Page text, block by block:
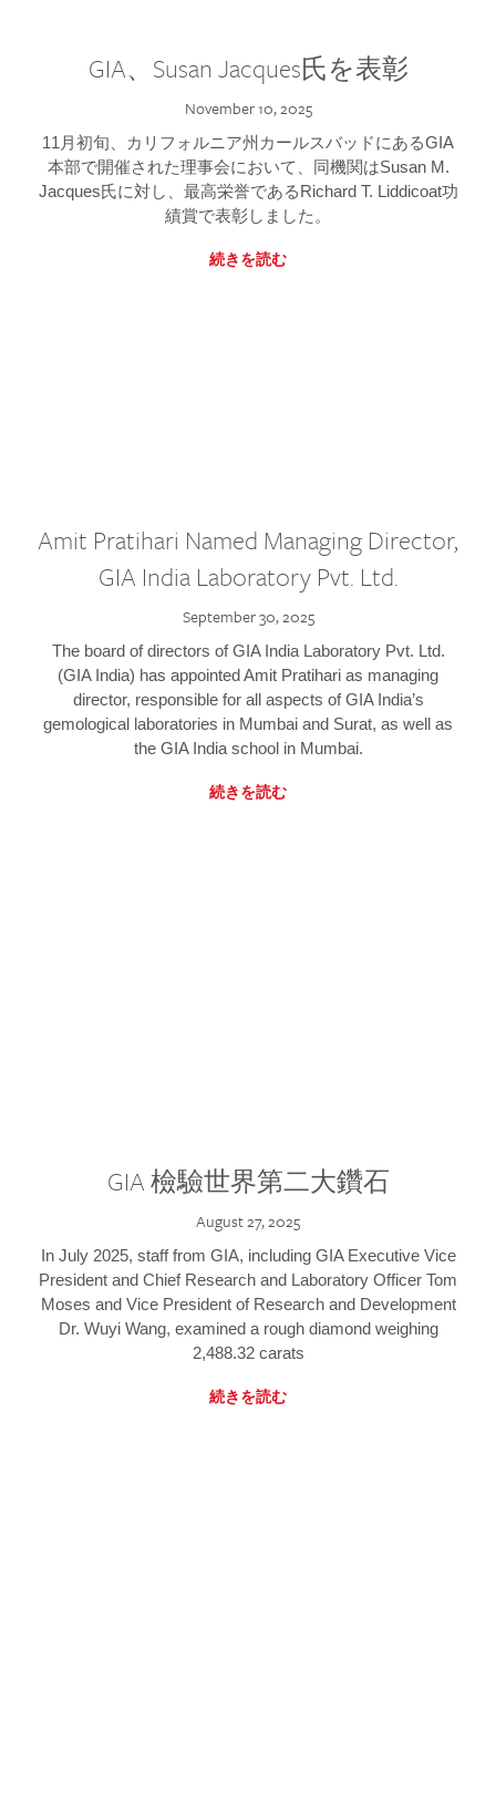
GIA、Susan Jacques氏を表彰
November 10, 2025
11月初旬、カリフォルニア州カールスバッドにあるGIA
本部で開催された理事会において、同機関はSusan M.
Jacques氏に対し、最高栄誉であるRichard T. Liddicoat功
績賞で表彰しました。
続きを読む
Amit Pratihari Named Managing Director,
GIA India Laboratory Pvt. Ltd.
September 30, 2025
The board of directors of GIA India Laboratory Pvt. Ltd.
(GIA India) has appointed Amit Pratihari as managing
director, responsible for all aspects of GIA India’s
gemological laboratories in Mumbai and Surat, as well as
the GIA India school in Mumbai.
続きを読む
GIA 檢驗世界第二大鑽石
August 27, 2025
In July 2025, staff from GIA, including GIA Executive Vice
President and Chief Research and Laboratory Officer Tom
Moses and Vice President of Research and Development
Dr. Wuyi Wang, examined a rough diamond weighing
2,488.32 carats
続きを読む